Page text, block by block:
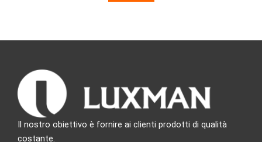
Il nostro obiettivo è fornire ai clienti prodotti di qualità
costante.